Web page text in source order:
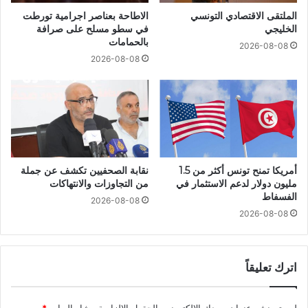
الملتقى الاقتصادي التونسي
الخليجي
2026-08-08
الاطاحة بعناصر اجرامية تورطت
في سطو مسلح على صرافة
بالحمامات
2026-08-08
أمريكا تمنح تونس أكثر من 1.5
مليون دولار لدعم الاستثمار في
الفسفاط
2026-08-08
نقابة الصحفيين تكشف عن جملة
من التجاوزات والانتهاكات
2026-08-08
اترك تعليقاً